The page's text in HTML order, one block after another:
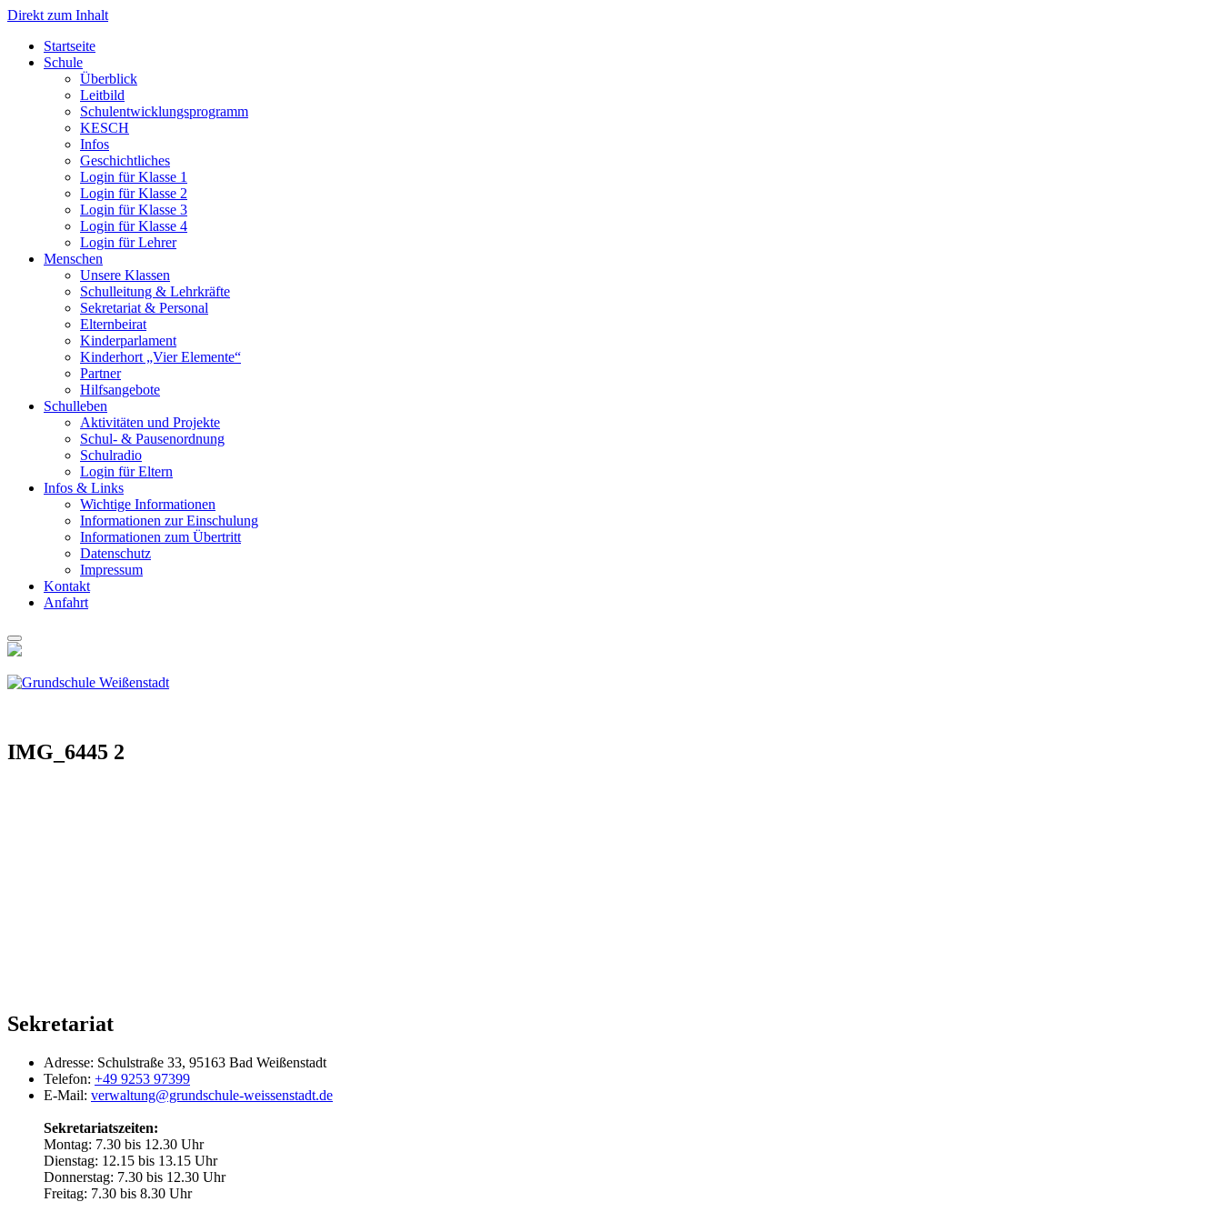
Direkt zum Inhalt
Start­sei­te
Schu­le
Über­blick
Leit­bild
Schul­ent­wick­lungs­pro­gramm
KESCH
Infos
Geschicht­li­ches
Log­in für Klas­se 1
Log­in für Klas­se 2
Log­in für Klas­se 3
Log­in für Klas­se 4
Log­in für Leh­rer
Men­schen
Unse­re Klas­sen
Schul­lei­tung & Lehr­kräf­te
Sekre­ta­ri­at & Per­so­nal
Eltern­bei­rat
Kin­der­par­la­ment
Kin­der­hort „Vier Ele­men­te“
Part­ner
Hilfs­an­ge­bo­te
Schul­le­ben
Akti­vi­tä­ten und Pro­jek­te
Schul- & Pau­sen­ord­nung
Schul­ra­dio
Log­in für Eltern
Infos & Links
Wich­ti­ge Infor­ma­tio­nen
Infor­ma­tio­nen zur Ein­schu­lung
Infor­ma­tio­nen zum Über­tritt
Daten­schutz
Impres­sum
Kon­takt
Anfahrt
IMG_6445 2
Sekretariat
Adresse: Schulstraße 33, 95163 Bad Weißenstadt
Telefon: +49 9253 97399
E-Mail: verwaltung@grundschule-weissenstadt.de
Sekretariatszeiten:
Montag: 7.30 bis 12.30 Uhr
Dienstag: 12.15 bis 13.15 Uhr
Donnerstag: 7.30 bis 12.30 Uhr
Freitag: 7.30 bis 8.30 Uhr